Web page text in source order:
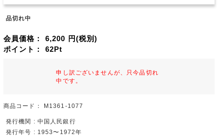
品切れ中
会員価格： 6,200 円(税別)
ポイント： 62Pt
申し訳ございませんが、只今品切れ
中です。
商品コード： M1361-1077
発行機関 : 中国人民銀行
発行年号 : 1953〜1972年